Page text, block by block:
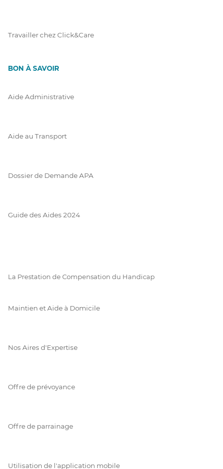
Travailler chez Click&Care
BON À SAVOIR
Aide Administrative
Aide au Transport
Dossier de Demande APA
Guide des Aides 2024
La Prestation de Compensation du Handicap
Maintien et Aide à Domicile
Nos Aires d'Expertise
Offre de prévoyance
Offre de parrainage
Utilisation de l'application mobile